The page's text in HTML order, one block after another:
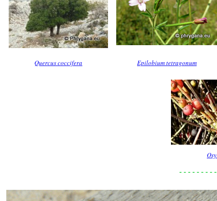
Quercus coccifera Epilobium tetragonum
- - - - - - - -